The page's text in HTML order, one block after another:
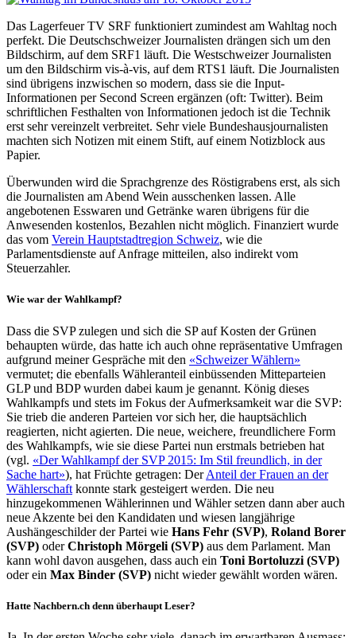
Das Lagerfeuer TV SRF funktioniert zumindest am Wahltag noch
perfekt. Die Deutschschweizer Journalisten drängen sich um den
Bildschirm, auf dem SRF1 läuft. Die Westschweizer Journalisten
um den Bildschirm vis-à-vis, auf dem RTS1 läuft. Die Journalisten
sind übrigens inzwischen so modern, dass sie die Input-
Informationen per Second Screen ergänzen (oft: Twitter). Beim
schriftlichen Festhalten von Informationen jedoch ist die Technik
erst sehr vereinzelt verbreitet. Sehr viele Bundeshausjournalisten
machten sich Notizen mit einem Stift, auf einem Notizblock aus
Papier.
Überwunden wird die Sprachgrenze des Röstigrabens erst, als sich
die Journalisten am Abend Wein ausschenken lassen. Alle
angebotenen Esswaren und Getränke waren übrigens für die
Anwesenden kostenlos, Bezahlen nicht möglich. Finanziert wurde
das vom Verein Hauptstadtregion Schweiz, wie die
Parlamentsdienste auf Anfrage mitteilen, also indirekt vom
Steuerzahler.
Wie war der Wahlkampf?
Dass die SVP zulegen und sich die SP auf Kosten der Grünen
behaupten würde, das hatte ich auch ohne repräsentative Umfragen
aufgrund meiner Gespräche mit den «Schweizer Wählern»
vermutet; die ebenfalls Wähleranteil einbüssenden Mitteparteien
GLP und BDP wurden dabei kaum je genannt. König dieses
Wahlkampfs und stets im Fokus der Aufmerksamkeit war die SVP:
Sie trieb die anderen Parteien vor sich her, die hauptsächlich
reagierten, nicht agierten. Die neue, weichere, freundlichere Form
des Wahlkampfs, wie sie diese Partei nun erstmals betrieben hat
(vgl. «Der Wahlkampf der SVP 2015: Im Stil freundlich, in der
Sache hart»), hat Früchte getragen: DerAnteil der Frauen an der
Wählerschaft konnte stark gesteigert werden. Die neu
hinzugekommenen Wählerinnen und Wähler setzen dann aber auch
neue Akzente bei den Kandidaten und wiesen langjährige
Aushängeschilder der Partei wie Hans Fehr (SVP), Roland Borer
(SVP) oderChristoph Mörgeli (SVP) aus dem Parlament. Man
kann wohl davon ausgehen, dass auch ein Toni Bortoluzzi (SVP)
oder ein Max Binder (SVP) nicht wieder gewählt worden wären.
Hatte Nachbern.ch denn überhaupt Leser?